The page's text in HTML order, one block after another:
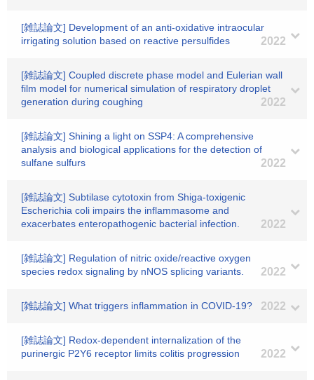
[雑誌論文] Development of an anti-oxidative intraocular
irrigating solution based on reactive persulfides
2022
[雑誌論文] Coupled discrete phase model and Eulerian wall
film model for numerical simulation of respiratory droplet
generation during coughing
2022
[雑誌論文] Shining a light on SSP4: A comprehensive
analysis and biological applications for the detection of
sulfane sulfurs
2022
[雑誌論文] Subtilase cytotoxin from Shiga-toxigenic
Escherichia coli impairs the inflammasome and
exacerbates enteropathogenic bacterial infection.
2022
[雑誌論文] Regulation of nitric oxide/reactive oxygen
species redox signaling by nNOS splicing variants.
2022
[雑誌論文] What triggers inflammation in COVID-19? 2022
[雑誌論文] Redox-dependent internalization of the
purinergic P2Y6 receptor limits colitis progression
2022